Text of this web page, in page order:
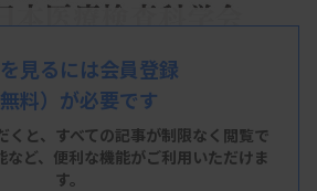
見るには会員登録
無料）が必要です
くと、すべての記事が制限なく閲覧で
など、便利な機能がご利用いただけま
す。